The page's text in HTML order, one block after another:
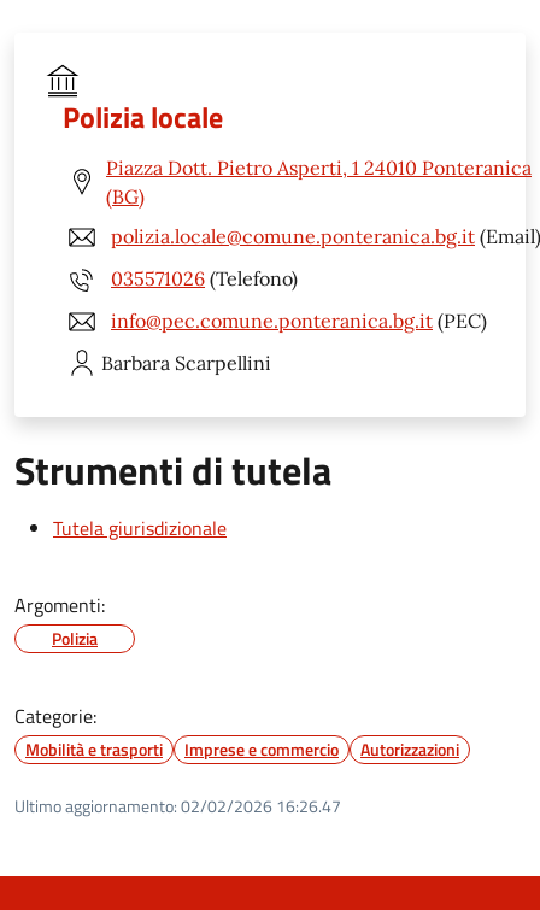
Polizia locale
Piazza Dott. Pietro Asperti, 1 24010 Ponteranica
(BG)
polizia.locale@comune.ponteranica.bg.it (Email)
035571026 (Telefono)
info@pec.comune.ponteranica.bg.it (PEC)
Barbara Scarpellini
Strumenti di tutela
Tutela giurisdizionale
Argomenti:
Polizia
Categorie:
Mobilità e trasporti Imprese e commercio Autorizzazioni
Ultimo aggiornamento:02/02/2026 16:26.47